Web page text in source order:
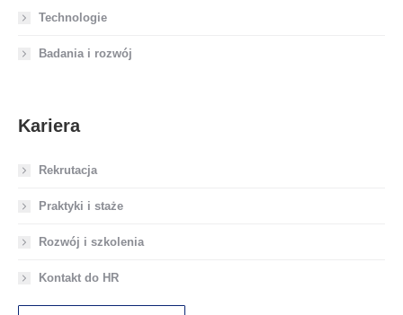
Technologie
Badania i rozwój
Kariera
Rekrutacja
Praktyki i staże
Rozwój i szkolenia
Kontakt do HR